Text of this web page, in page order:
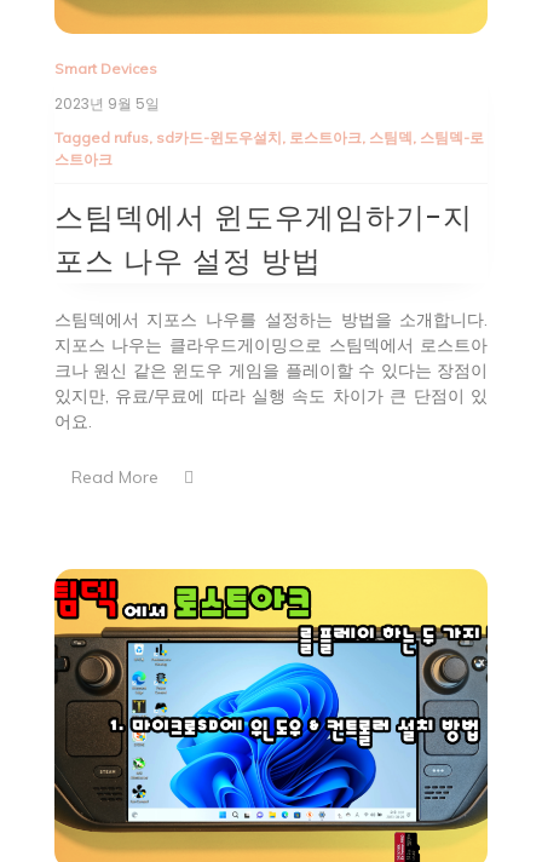
Smart Devices
2023년 9월 5일
Tagged rufus, sd카드-윈도우설치, 로스트아크, 스팀덱, 스팀덱-로
스트아크
스팀덱에서 윈도우게임하기-지
포스 나우 설정 방법
스팀덱에서 지포스 나우를 설정하는 방법을 소개합니다.
지포스 나우는 클라우드게이밍으로 스팀덱에서 로스트아
크나 원신 같은 윈도우 게임을 플레이할 수 있다는 장점이
있지만, 유료/무료에 따라 실행 속도 차이가 큰 단점이 있
어요.
Read More